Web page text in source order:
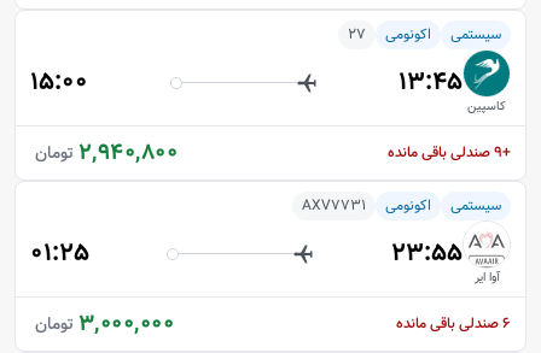
سیستمی اکونومی 27
کاسپین
13:45
15:00
2,940,800 تومان +9 صندلی باقی مانده
سیستمی اکونومی AXV7731
آوا ایر
23:55
01:25
3,000,000 تومان 6صندلی باقی مانده